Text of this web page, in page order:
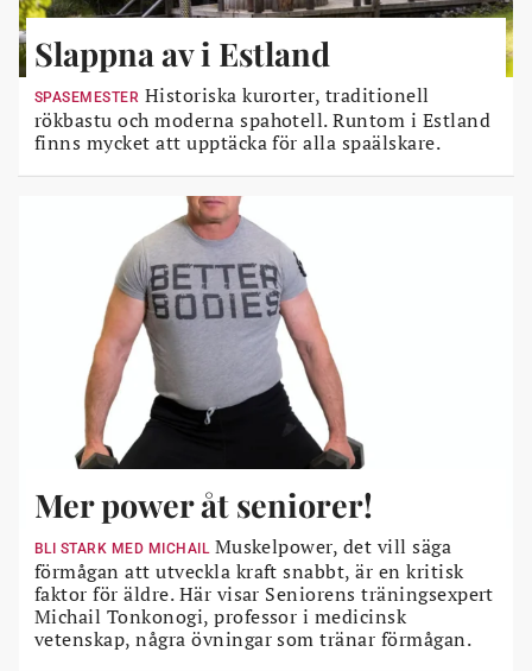
Slappna av i Estland
SPASEMESTER Historiska kurorter, traditionell
rökbastu och moderna spahotell. Runtom i Estland
finns mycket att upptäcka för alla spaälskare.
Mer power åt seniorer!
BLI STARK MED MICHAILMuskelpower, det vill säga
förmågan att utveckla kraft snabbt, är en kritisk
faktor för äldre. Här visar Seniorens träningsexpert
Michail Tonkonogi, professor i medicinsk
vetenskap, några övningar som tränar förmågan.